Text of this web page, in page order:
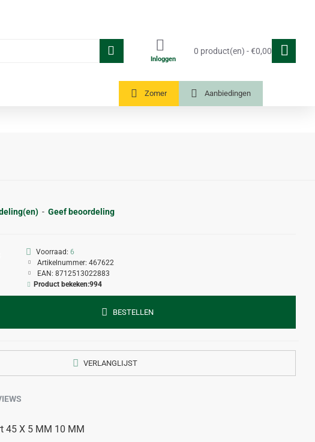
Inloggen
0 product(en) - €0,00
Zomer Aanbiedingen
- Geef beoordeling
Voorraad: 6
Artikelnummer: 467622
EAN: 8712513022883
Product bekeken:994
BESTELLEN
VERLANGLIJST
45 X 5 MM 10 MM